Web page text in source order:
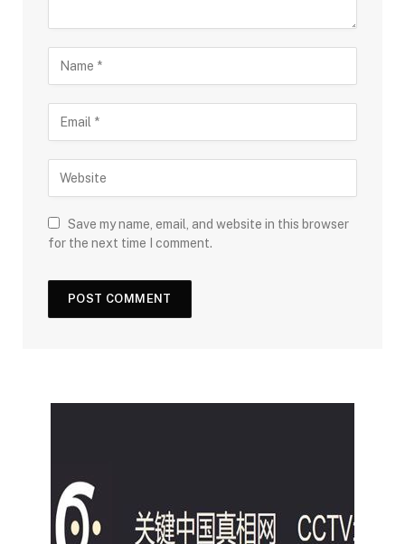
Save my name, email, and website in this browser
for the next time I comment.